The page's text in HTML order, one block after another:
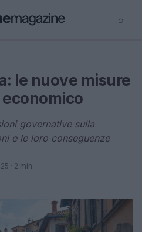
⌕
le nuove misure
governative sulla
e le loro conseguenze
· 2 min